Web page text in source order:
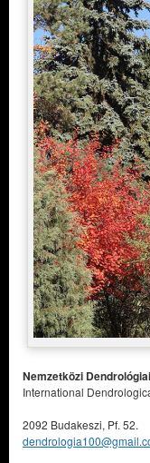
Nemzetközi
International
2092 Budakeszi, Pf. 52.